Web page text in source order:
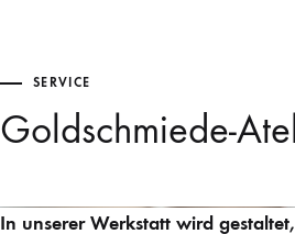
SERVICE
Goldschmiede-
In unserer Werkstatt wird